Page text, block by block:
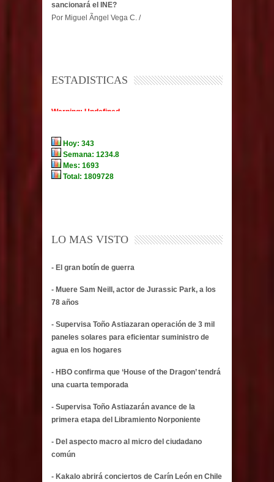
sancionará el INE?
Por Miguel Ãngel Vega C. /
ESTADISTICAS
LO MAS VISTO
- El gran botín de guerra
- Muere Sam Neill, actor de Jurassic Park, a los
78 años
- Supervisa Toño Astiazaran operación de 3 mil
paneles solares para eficientar suministro de
agua en los hogares
- HBO confirma que ‘House of the Dragon’ tendrá
una cuarta temporada
- Supervisa Toño Astiazarán avance de la
primera etapa del Libramiento Norponiente
- Del aspecto macro al micro del ciudadano
común
- Kakalo abrirá conciertos de Carín León en Chile